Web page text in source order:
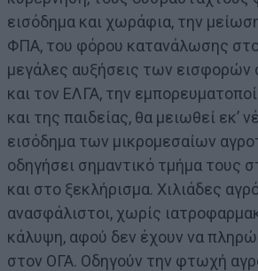
εισόδημα και χωράφια, την
ΦΠΑ, του φόρου κατανάλωσης στο
μεγάλες αυξήσεις των εισφορών
και τον ΕΛΓΑ, την
και της παιδείας, θα μειωθεί εκ’
εισόδημα των μικρομεσαίων
οδηγήσει σημαντικό τμήμα τους
και στο ξεκλήρισμα. Χιλιάδες
ανασφάλιστοι, χωρίς
κάλυψη, αφού δεν έχουν να
στον ΟΓΑ. Οδηγούν την φτωχή